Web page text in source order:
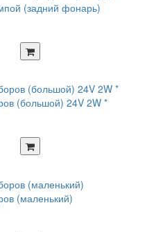
(задний фонарь)
(большой) 24V 2W *
(маленький)